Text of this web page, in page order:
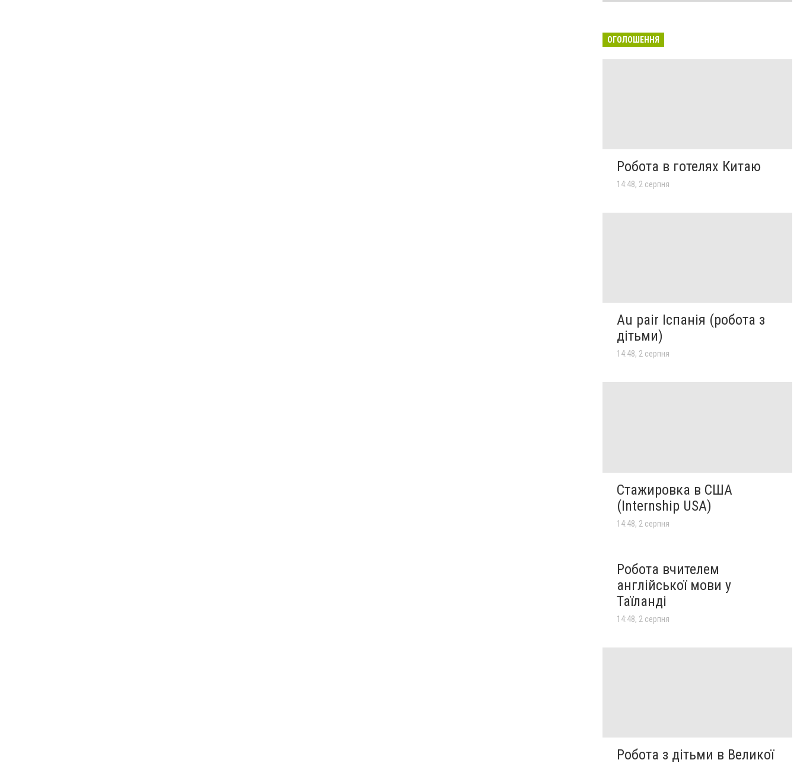
ОГОЛОШЕННЯ
Робота в готелях Китаю
14:48, 2 серпня
Au pair Іспанія (робота з
дітьми)
14:48, 2 серпня
Стажировка в США
(Internship USA)
14:48, 2 серпня
Робота вчителем
англійської мови у
Таїланді
14:48, 2 серпня
Робота з дітьми в Великої